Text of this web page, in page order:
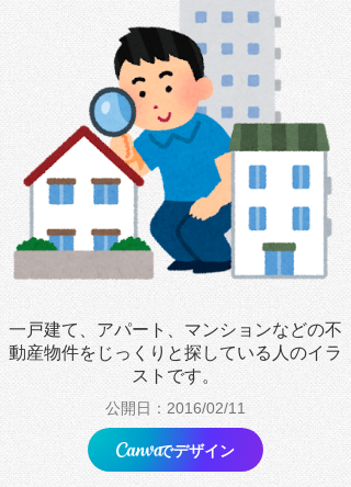
一戸建て、アパート、マンションなどの不
動産物件をじっくりと探している人のイラ
ストです。
公開日：2016/02/11
でデザイン